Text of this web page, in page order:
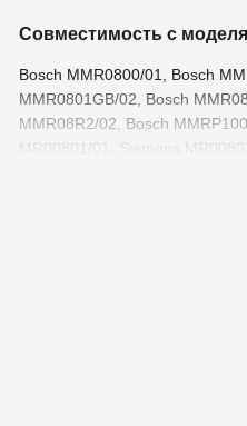
Совместимость с
Bosch MMR0800/01, Bosch
MMR0801GB/02, Bosch
MMR08R2/02, Bosch
MR00801/01, Siemens